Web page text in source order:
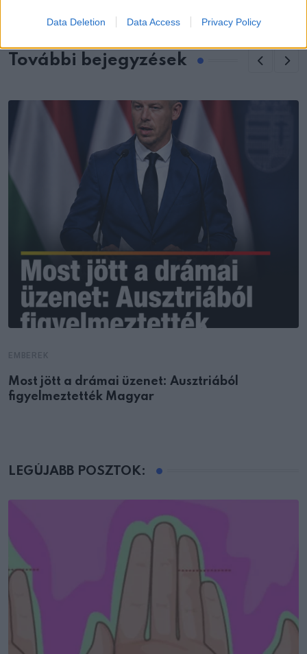
Data Deletion Data Access Privacy Policy
További bejegyzések
Most jött a drámai üzenet: Ausztriából
figyelmeztették Magyar
LEGÚJABB POSZTOK: